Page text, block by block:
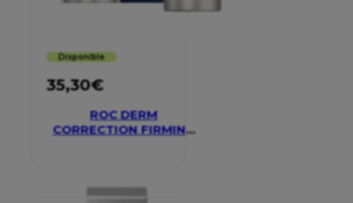
Disponible
35,30€
ROC DERM
CORRECTION FIRMING